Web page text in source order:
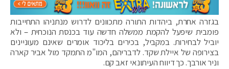
בגזרה אחרת, ביהדות התורה מתכוונים לדרוש מנתניהו התחייבות
פומבית שיפעל להקמת ממשלה חדשה עוד בכנסת הנוכחית – ולא
יוביל לבחירות. במקביל, בכירים בליכוד אומרים שאינם מעוניינים
בצירופה של איילת שקד. לדבריהם, המו"מ התמקד מול אביר קארה
וניר אורבך. כך דיווח העיתונאי זאב קם.